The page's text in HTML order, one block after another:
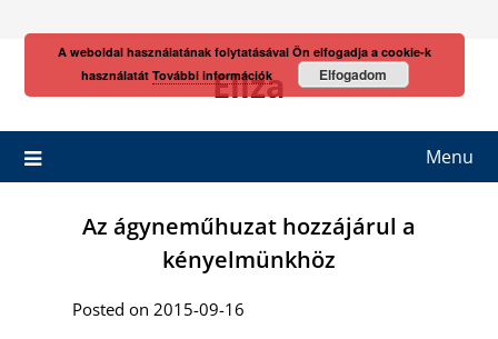
Eliza
Menu
Az ágyneműhuzat hozzájárul a
kényelmünkhöz
Posted on 2015-09-16
A weboldal használatának folytatásával Ön elfogadja a cookie-k
használatát További információk Elfogadom